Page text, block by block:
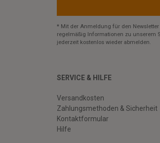
* Mit der Anmeldung für den
regelmäßig Informationen zu unserem
jederzeit kostenlos wieder abmelden.
SERVICE & HILFE
Versandkosten
Zahlungsmethoden & Sicherheit
Kontaktformular
Hilfe